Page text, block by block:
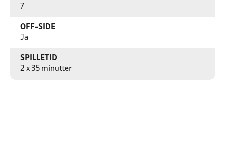
7
OFF-SIDE
Ja
SPILLETID
2 x 35 minutter